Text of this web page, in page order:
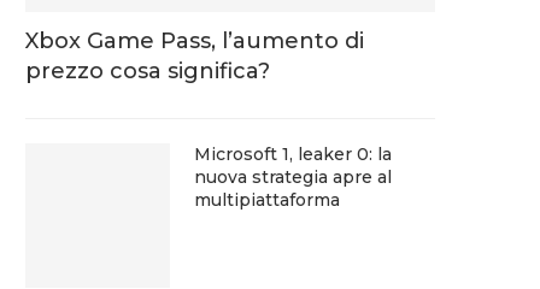
Xbox Game Pass, l’aumento di
prezzo cosa significa?
Microsoft 1, leaker 0: la
nuova strategia apre al
multipiattaforma